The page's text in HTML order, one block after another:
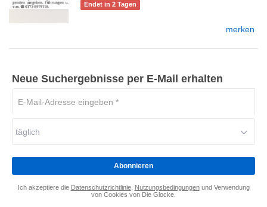
Endet in 2 Tagen
merken
Neue Suchergebnisse per E-Mail erhalten
Adresse
*
täglich
Abonnieren
Ich akzeptiere die Datenschutzrichtlinie, Nutzungsbedingungenund Verwendung
von Cookies von Die Glocke.